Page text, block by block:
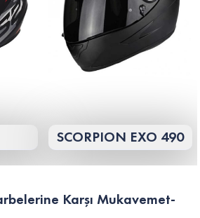
SCORPION EXO 490
Karşı Mukavemet-